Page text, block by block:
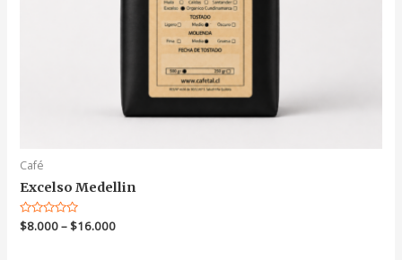
Café
Excelso Medellin
Valorado
en
$8.000–$16.000